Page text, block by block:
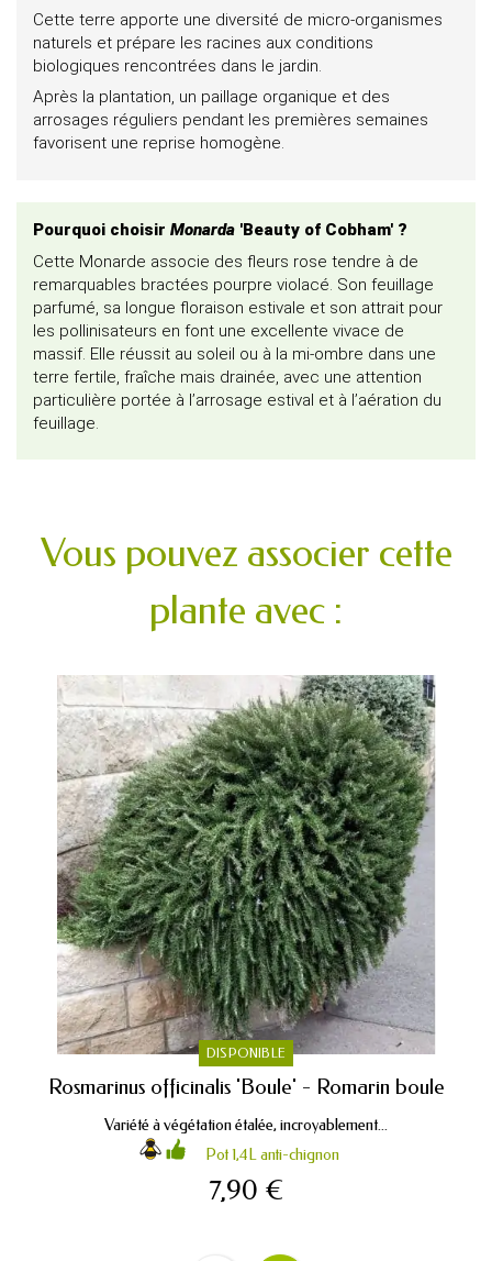
Cette terre apporte une diversité de micro-organismes
naturels et prépare les racines aux conditions
biologiques rencontrées dans le jardin.
Après la plantation, un paillage organique et des
arrosages réguliers pendant les premières semaines
favorisent une reprise homogène.
Pourquoi choisir Monarda 'Beauty of Cobham' ?
Cette Monarde associe des fleurs rose tendre à de
remarquables bractées pourpre violacé. Son feuillage
parfumé, sa longue floraison estivale et son attrait pour
les pollinisateurs en font une excellente vivace de
massif. Elle réussit au soleil ou à la mi-ombre dans une
terre fertile, fraîche mais drainée, avec une attention
particulière portée à l’arrosage estival et à l’aération du
feuillage.
Vous pouvez associer cette
plante avec :
DISPONIBLE
Rosmarinus officinalis 'Boule' - Romarin boule
Variété à végétation étalée, incroyablement...
Pot 1,4L anti-chignon
7,90 €